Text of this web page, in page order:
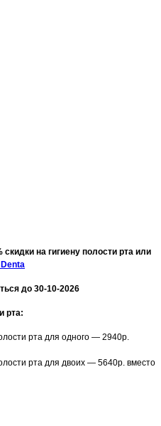
на гигиену полости рта или
до 30-10-2026
рта:
рта для одного — 2940р.
рта для двоих — 5640р. вместо